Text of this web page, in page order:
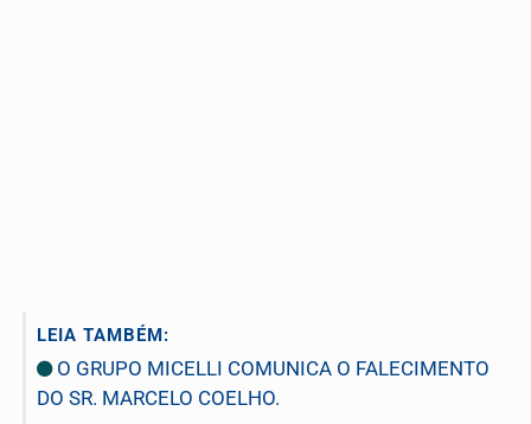
LEIA TAMBÉM:
O GRUPO MICELLI COMUNICA O FALECIMENTO
DO SR. MARCELO COELHO.